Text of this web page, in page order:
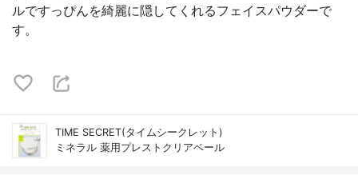
ルですっぴんを綺麗に隠してくれるフェイスパウダーで
す。
TIME SECRET(タイムシークレット)
ミネラル 薬用プレストクリアベール